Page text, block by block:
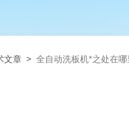
文章 > 全自动洗板机*之处在